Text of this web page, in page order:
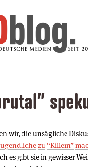
wir, die unsägliche
zu “Killern”
es gibt sie in gewisser